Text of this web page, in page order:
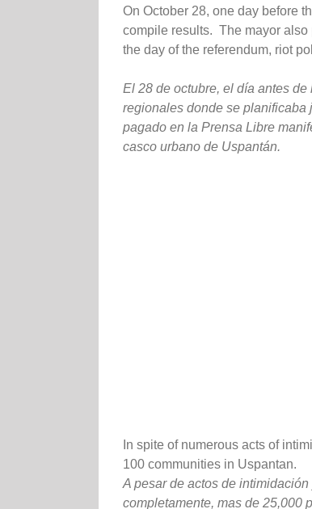
On October 28, one day before
compile results. The mayor also
the day of the referendum, riot
El 28 de octubre, el día antes
regionales donde se
pagado en la Prensa Libre
casco urbano de Uspantán.
In spite of numerous acts of
100 communities in Uspantan.
A pesar de actos de
completamente, mas de 25,000